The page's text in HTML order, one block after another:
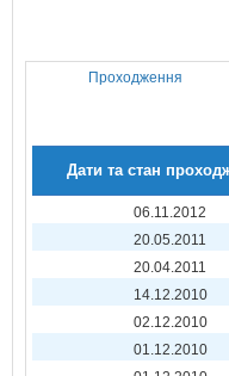
Проходження
Дати та стан
06.11.2012
20.05.2011
20.04.2011
14.12.2010
02.12.2010
01.12.2010